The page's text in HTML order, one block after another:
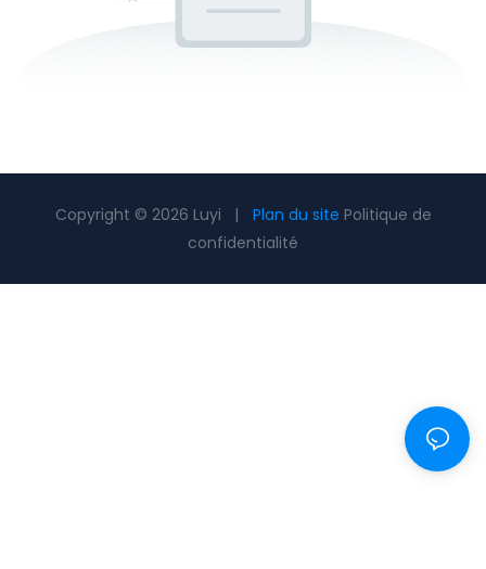
Copyright © 2026 Luyi | Plan du site Politique de
confidentialité